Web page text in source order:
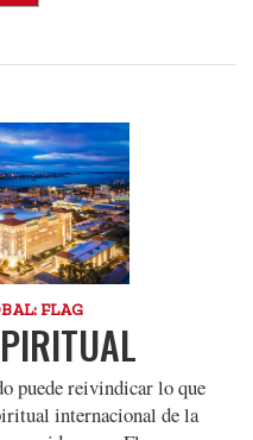
FLAG
puede reivindicar lo que
internacional de la